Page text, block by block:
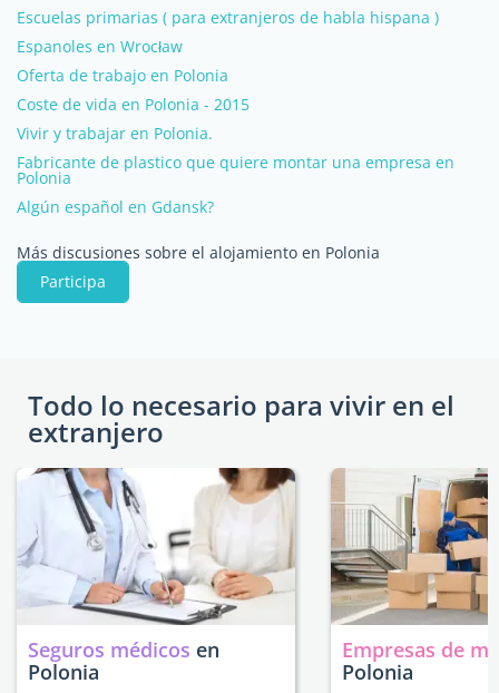
Escuelas primarias ( para extranjeros de habla hispana )
Espanoles en Wrocław
Oferta de trabajo en Polonia
Coste de vida en Polonia - 2015
Vivir y trabajar en Polonia.
Fabricante de plastico que quiere montar una empresa en
Polonia
Algún español en Gdansk?
Más discusiones sobre el alojamiento en Polonia
Participa
Todo lo necesario para vivir en el
extranjero
Seguros médicos en
Polonia
Empresas de
Polonia